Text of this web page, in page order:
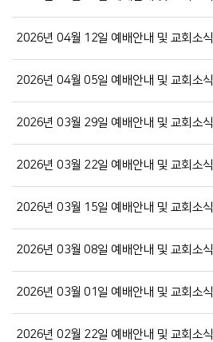
2026년 04월 12일 예배안내 및 교회소식
2026년 04월 05일 예배안내 및 교회소식
2026년 03월 29일 예배안내 및 교회소식
2026년 03월 22일 예배안내 및 교회소식
2026년 03월 15일 예배안내 및 교회소식
2026년 03월 08일 예배안내 및 교회소식
2026년 03월 01일 예배안내 및 교회소식
2026년 02월 22일 예배안내 및 교회소식